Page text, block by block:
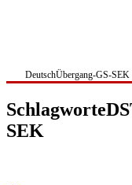
DeutschÜbergang-GS-SEK
SEK